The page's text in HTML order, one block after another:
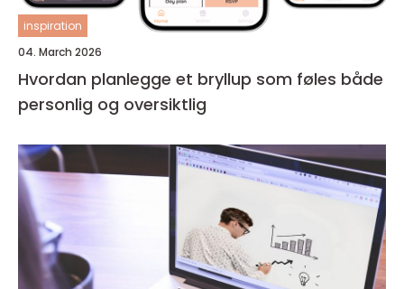
inspiration
04. March 2026
Hvordan planlegge et bryllup som føles både
personlig og oversiktlig